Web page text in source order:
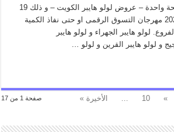
الكويت الجديدة فى صفحة واحدة – عروض لولو هايبر الكويت – و ذلك 19
فبراير حتى 28 فبراير 2026 مهرجان التسوق الرقمى او حتى نفاذ الكمية
لولو هايبر الجهراء و لولو هايبر
و لولو هايبر القرين و لولو …
صفحة 1 من 17 »
10 الأخيرة »